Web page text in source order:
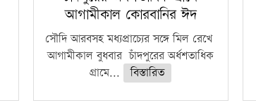
আগামীকাল কোরবানির ঈদ
সৌদি আরবসহ মধ্যপ্রাচ্যের সঙ্গে মিল রেখে
আগামীকাল বুধবার চাঁদপুরের অর্ধশতাধিক
গ্রামে...
বিস্তারিত